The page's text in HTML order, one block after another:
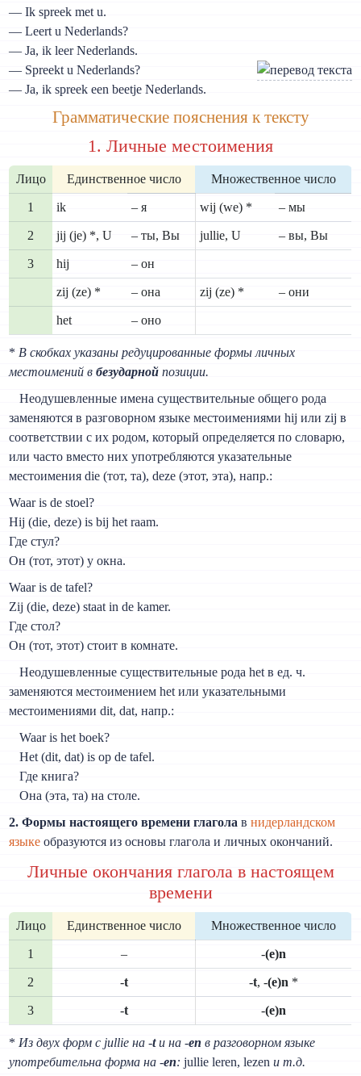
— Ik spreek met u.
— Leert u Nederlands?
— Ja, ik leer Nederlands.
— Spreekt u Nederlands?
— Ja, ik spreek een beetje Nederlands.
Грамматические пояснения к тексту
1. Личные местоимения
Лицо Единственное число Множественное число
1 ik – я wij (we) * – мы
2 jij (je) *, U – ты, Вы jullie, U – вы, Вы
3 hij – он
zij (ze) * – она zij (ze) * – они
het – оно
* В скобках указаны редуцированные формы личных
местоимений вбезударной позиции.
Неодушевленные имена существительные общего рода
заменяются в разговорном языке местоимениями hij или zij в
соответствии с их родом, который определяется по словарю,
или часто вместо них употребляются указательные
местоимения die (тот, та), deze (этот, эта), напр.:
Waar is de stoel?
Hij (die, deze) is bij het raam.
Где стул?
Он (тот, этот) у окна.
Waar is de tafel?
Zij (die, deze) staat in de kamer.
Где стол?
Он (тот, этот) стоит в комнате.
Неодушевленные существительные рода het в ед. ч.
заменяются местоимением het или указательными
местоимениями dit, dat, напр.:
Waar is het boek?
Het (dit, dat) is op de tafel.
Где книга?
Она (эта, та) на столе.
2. Формы настоящего времени глагола внидерландском
языке образуются из основы глагола и личных окончаний.
Личные окончания глагола в настоящем
времени
Лицо Единственное число Множественное число
1 – -(e)n
2 -t -t, -(e)n *
3 -t -(e)n
* Из двух форм с jullie на -tи на -en в разговорном языке
употребительна форма на -en: jullie leren, lezenи т.д.